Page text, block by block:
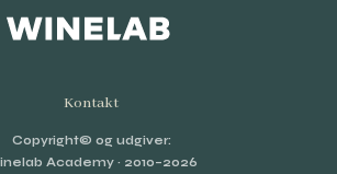
Kontakt
Copyright© og udgiver:
Academy · 2010–2026